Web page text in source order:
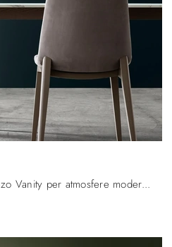
Ti offriamo la sedia da pranzo Vanity per atmosfere moderne, tra le più originali Sedie fisse di Maronese.